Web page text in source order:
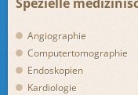
Angiographie
Computertomographie
Endoskopien
Kardiologie